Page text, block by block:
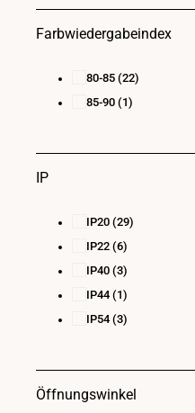
Farbwiedergabeindex
80-85 (22)
85-90 (1)
IP
IP20 (29)
IP22 (6)
IP40 (3)
IP44 (1)
IP54 (3)
Öffnungswinkel